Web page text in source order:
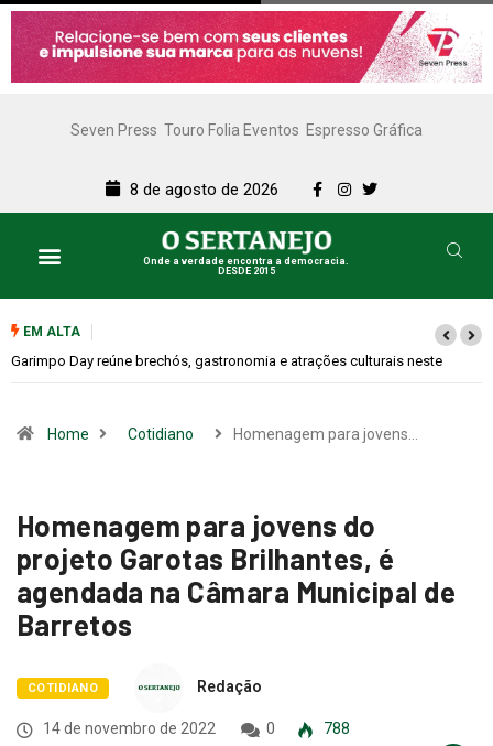
Seven Press Touro Folia Eventos Espresso Gráfica
8 de agosto de 2026
Onde a verdade encontra a democracia.
DESDE 2015
EM ALTA
Bugonia transforma paranoia e conspiração em um suspense
Home Cotidiano Homenagem para jovens…
Homenagem para jovens do
projeto Garotas Brilhantes, é
agendada na Câmara Municipal de
Barretos
COTIDIANO Redação
14 de novembro de 2022 0
788